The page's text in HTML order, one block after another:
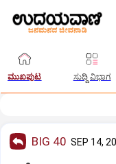
ಮುಖಪುಟ ಸುದ್ದಿ ವಿಭಾಗ
BIG 40 SEP 14,